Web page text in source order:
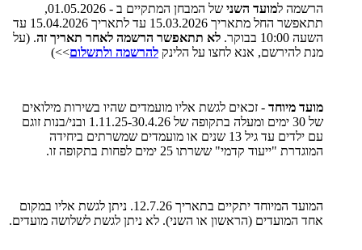
הרשמה למועד השני
של המבחן המתקיים ב - 01.05.2026,
תתאפשר החל מתאריך 15.03.2026 עד לתאריך 15.04.2026 עד
השעה 10:00 בבוקר.
לא תתאפשר הרשמה לאחר תאריך זה. (על
מנת להירשם, אנא לחצו על הלינק להרשמה ולתשלום>>)
מועד מיוחד - זכאים לגשת אליו מועמדים שהיו בשירות מילואים
של 30 ימים ומעלה בתקופה של 1.11.25-30.4.26 ובני/בנות זוגם
עם ילדים עד גיל 13 שנים או מועמדים שמשרתים ביחידה
המוגדרת "ייעוד קדמי" ששרתו 25 ימים לפחות בתקופה זו.
המועד המיוחד יתקיים בתאריך 12.7.26. ניתן לגשת אליו במקום
אחד המועדים (הראשון או השני). לא ניתן לגשת לשלושה מועדים.